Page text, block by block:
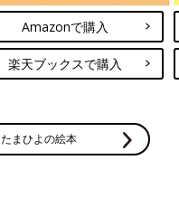
Amazonで購入
楽天ブックスで購入
たまひよの絵本